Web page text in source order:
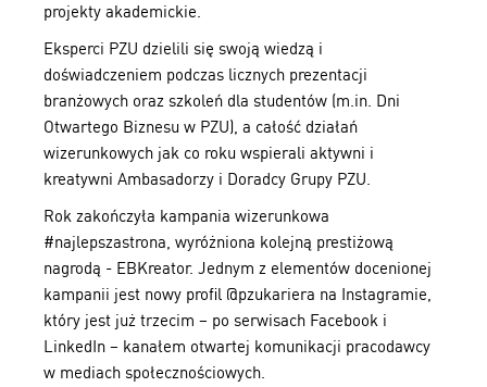
projekty akademickie.
Eksperci PZU dzielili się swoją wiedzą i
doświadczeniem podczas licznych prezentacji
branżowych oraz szkoleń dla studentów (m.in. Dni
Otwartego Biznesu w PZU), a całość działań
wizerunkowych jak co roku wspierali aktywni i
kreatywni Ambasadorzy i Doradcy Grupy PZU.
Rok zakończyła kampania wizerunkowa
#najlepszastrona, wyróżniona kolejną prestiżową
nagrodą - EBKreator. Jednym z elementów docenionej
kampanii jest nowy profil @pzukariera na Instagramie,
który jest już trzecim – po serwisach Facebook i
LinkedIn – kanałem otwartej komunikacji pracodawcy
w mediach społecznościowych.